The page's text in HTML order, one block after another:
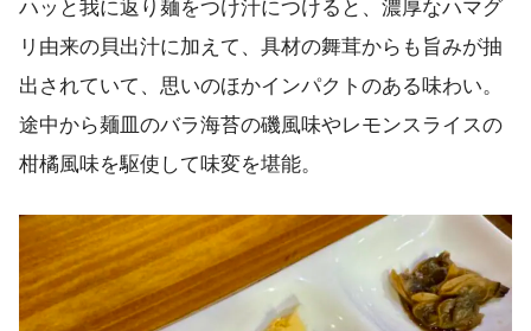
ハッと我に返り麺をつけ汁につけると、濃厚なハマグ
リ由来の貝出汁に加えて、具材の舞茸からも旨みが抽
出されていて、思いのほかインパクトのある味わい。
途中から麺皿のバラ海苔の磯風味やレモンスライスの
柑橘風味を駆使して味変を堪能。